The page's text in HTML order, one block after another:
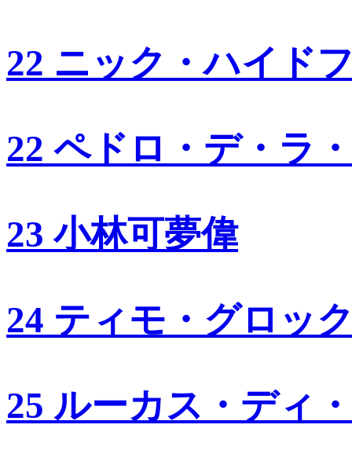
22 ニック・ハイド
22 ペドロ・デ・ラ
23 小林可夢偉
24 ティモ・グロッ
25 ルーカス・ディ